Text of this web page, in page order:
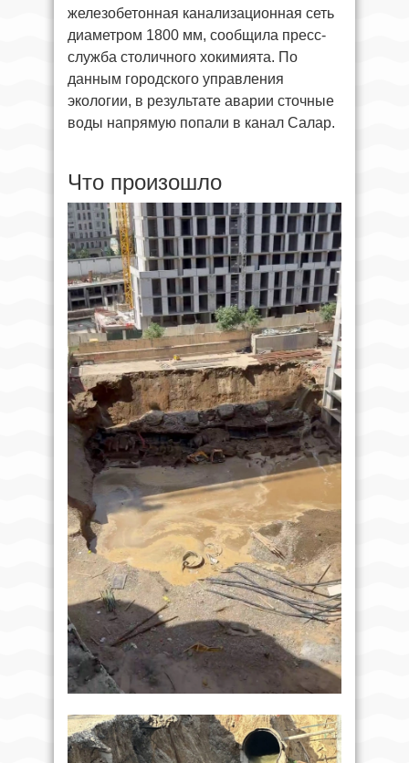
железобетонная канализационная сеть
диаметром 1800 мм, сообщила пресс-
служба столичного хокимията. По
данным городского управления
экологии, в результате аварии сточные
воды напрямую попали в канал Салар.
Что произошло